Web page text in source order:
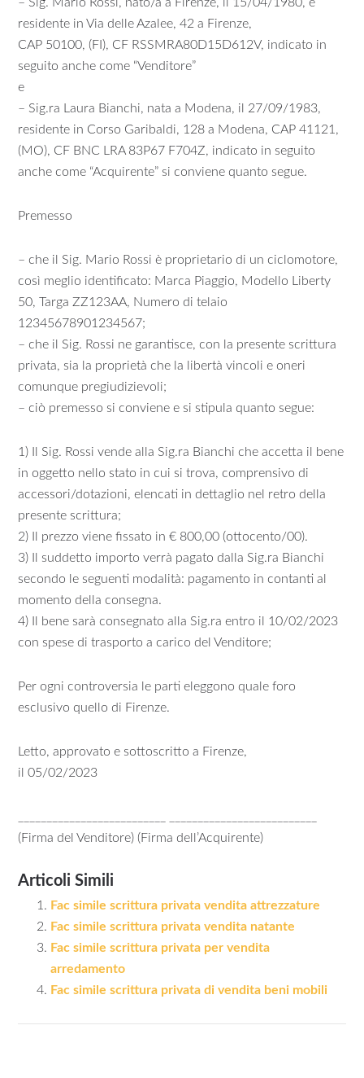
residente in Via delle Azalee, 42 a Firenze,
CAP 50100, (FI), CF RSSMRA80D15D612V, indicato in
seguito anche come “Venditore”
e
– Sig.ra Laura Bianchi, nata a Modena, il 27/09/1983,
residente in Corso Garibaldi, 128 a Modena, CAP 41121,
(MO), CF BNC LRA 83P67 F704Z, indicato in seguito
anche come “Acquirente” si conviene quanto segue.
Premesso
– che il Sig. Mario Rossi è proprietario di un ciclomotore,
così meglio identificato: Marca Piaggio, Modello Liberty
50, Targa ZZ123AA, Numero di telaio
12345678901234567;
– che il Sig. Rossi ne garantisce, con la presente scrittura
privata, sia la proprietà che la libertà vincoli e oneri
comunque pregiudizievoli;
– ciò premesso si conviene e si stipula quanto segue:
1) Il Sig. Rossi vende alla Sig.ra Bianchi che accetta il bene
in oggetto nello stato in cui si trova, comprensivo di
accessori/dotazioni, elencati in dettaglio nel retro della
presente scrittura;
2) Il prezzo viene fissato in € 800,00 (ottocento/00).
3) Il suddetto importo verrà pagato dalla Sig.ra Bianchi
secondo le seguenti modalità: pagamento in contanti al
momento della consegna.
4) Il bene sarà consegnato alla Sig.ra entro il 10/02/2023
con spese di trasporto a carico del Venditore;
Per ogni controversia le parti eleggono quale foro
esclusivo quello di Firenze.
Letto, approvato e sottoscritto a Firenze,
il 05/02/2023
(Firma del Venditore) (Firma dell’Acquirente)
Articoli Simili
Fac simile scrittura privata vendita attrezzature
Fac simile scrittura privata vendita natante
Fac simile scrittura privata per vendita
arredamento
Fac simile scrittura privata di vendita beni mobili